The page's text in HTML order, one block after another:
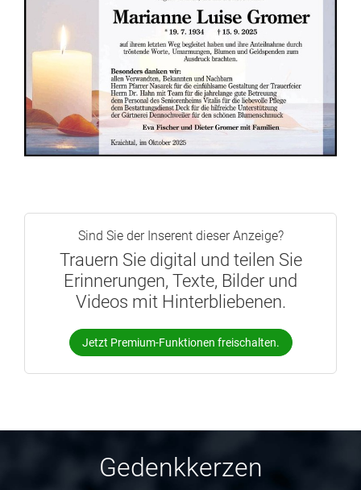
Sind Sie der Inserent dieser Anzeige?
Trauern Sie digital und teilen Sie
Erinnerungen, Texte, Bilder und
Videos mit Hinterbliebenen.
Jetzt Premium-Funktionen freischalten.
Gedenkkerzen